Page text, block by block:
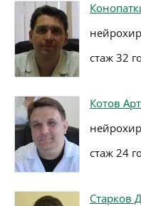
стаж 32
Котов
стаж 24
Старков